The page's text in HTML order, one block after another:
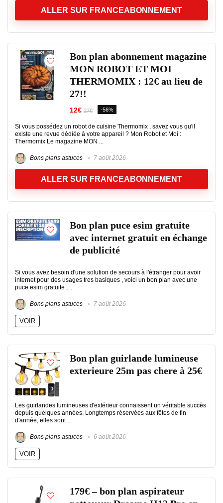
ALLER SUR FRANCEABONNEMENT
Bon plan abonnement magazine
MON ROBOT ET MOI
THERMOMIX : 12€ au lieu de
27!!
12€ 27€ -56%
Si vous possédez un robot de cuisine Thermomix , savez vous qu'il
existe une revue dédiée à votre appareil ? Mon Robot et Moi :
Thermomix Le magazine MON ...
Bons plans astuces 7 août 2026
ALLER SUR FRANCEABONNEMENT
Bon plan puce esim gratuite
avec internet gratuit en échange
de publicité
Si vous avez besoin d'une solution de secours à l'étranger pour avoir
internet pour des usages tres basiques , voici un bon plan avec une
puce esim gratuite , ...
Bons plans astuces 7 août 2026
VOIR
Bon plan guirlande lumineuse
exterieure 25m pas chere à 25€
Les guirlandes lumineuses d'extérieur connaissent un véritable succès
depuis quelques années. Longtemps réservées aux fêtes de fin
d'année, elles sont ...
Bons plans astuces 6 août 2026
VOIR
179€ – bon plan aspirateur